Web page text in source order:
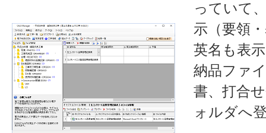
っていて
示（要領
英名も表
納品ファ
書、打合
ォルダへ